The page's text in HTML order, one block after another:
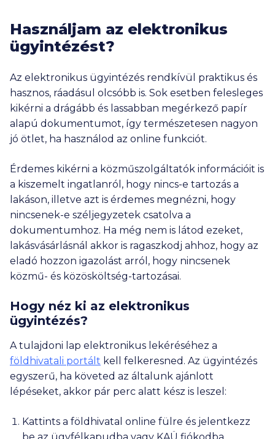
Használjam az elektronikus
ügyintézést?
Az elektronikus ügyintézés rendkívül praktikus és
hasznos, ráadásul olcsóbb is. Sok esetben felesleges
kikérni a drágább és lassabban megérkező papír
alapú dokumentumot, így természetesen nagyon
jó ötlet, ha használod az online funkciót.
Érdemes kikérni a közműszolgáltatók információit is
a kiszemelt ingatlanról, hogy nincs-e tartozás a
lakáson, illetve azt is érdemes megnézni, hogy
nincsenek-e széljegyzetek csatolva a
dokumentumhoz. Ha még nem is látod ezeket,
lakásvásárlásnál akkor is ragaszkodj ahhoz, hogy az
eladó hozzon igazolást arról, hogy nincsenek
közmű- és közösköltség-tartozásai.
Hogy néz ki az elektronikus
ügyintézés?
A tulajdoni lap elektronikus lekéréséhez a
földhivatali portált kell felkeresned. Az ügyintézés
egyszerű, ha követed az általunk ajánlott
lépéseket, akkor pár perc alatt kész is leszel:
Kattints a földhivatal online fülre és jelentkezz